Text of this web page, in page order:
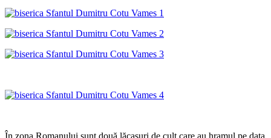
În zona Romanului sunt două lăcașuri de cult care au hramul pe data